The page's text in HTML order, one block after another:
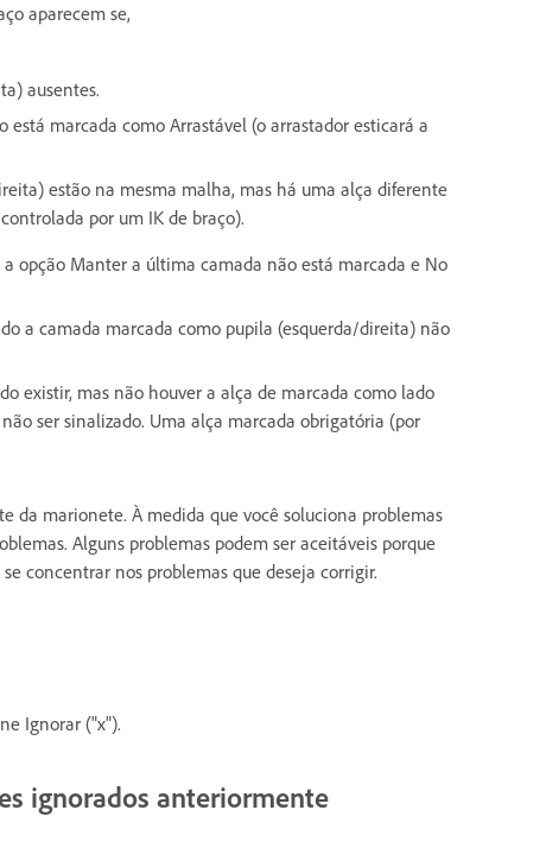
aparecem se,
ausentes.
marcada como Arrastável (o arrastador esticará a
estão na mesma malha, mas há uma alça diferente
por um IK de braço).
opção Manter a última camada não está marcada e No
a camada marcada como pupila (esquerda/direita) não
existir, mas não houver a alça de marcada como lado
ser sinalizado. Uma alça marcada obrigatória (por
da marionete. À medida que você soluciona problemas
Alguns problemas podem ser aceitáveis porque
concentrar nos problemas que deseja corrigir.
Ignorar ("x").
ignorados anteriormente